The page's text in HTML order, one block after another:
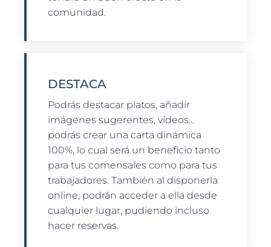
comunidad.
DESTACA
Podrás destacar platos, añadir
imágenes sugerentes, vídeos...
podrás crear una carta dinámica
100%, lo cual será un beneficio tanto
para tus comensales como para tus
trabajadores. También al disponerla
online, podrán acceder a ella desde
cualquier lugar, pudiendo incluso
hacer reservas.